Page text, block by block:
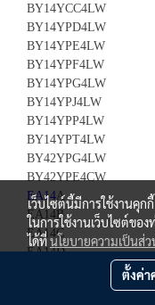
BY14YCC4LW
BY14YPD4LW
BY14YPE4LW
BY14YPF4LW
BY14YPG4LW
BY14YPJ4LW
BY14YPP4LW
BY14YPT4LW
BY42YPG4LW
BY42YPE4CW
EA14A
EA14B
EA14C
EA14D
เว็บไซต์นี้มีการใช้งานคุ
ในการใช้งานเว็บไซต์ขอ
ได้ที่นโยบายความเป็นส่
ตั้งค่า